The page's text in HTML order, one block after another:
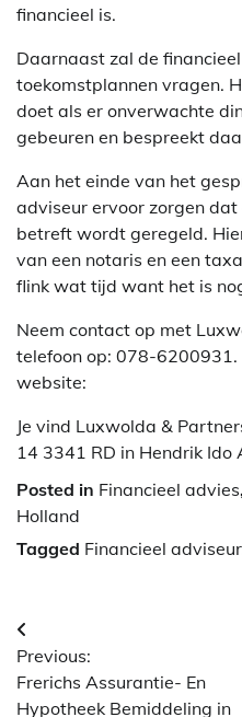
financieel is.
Daarnaast zal de
toekomstplannen vragen.
doet als er onverwachte
gebeuren en bespreekt
Aan het einde van het
adviseur ervoor zorgen
betreft wordt geregeld.
van een notaris en een
flink wat tijd want het is
Neem contact op met
telefoon op: 078-6200931.
website:
Je vind Luxwolda &
14 3341 RD in Hendrik Ido
Posted in Financieel advies
Holland
Tagged Financieel adviseur
Berichtnavigatie
Previous:
Frerichs Assurantie- En
Hypotheek Bemiddeling in